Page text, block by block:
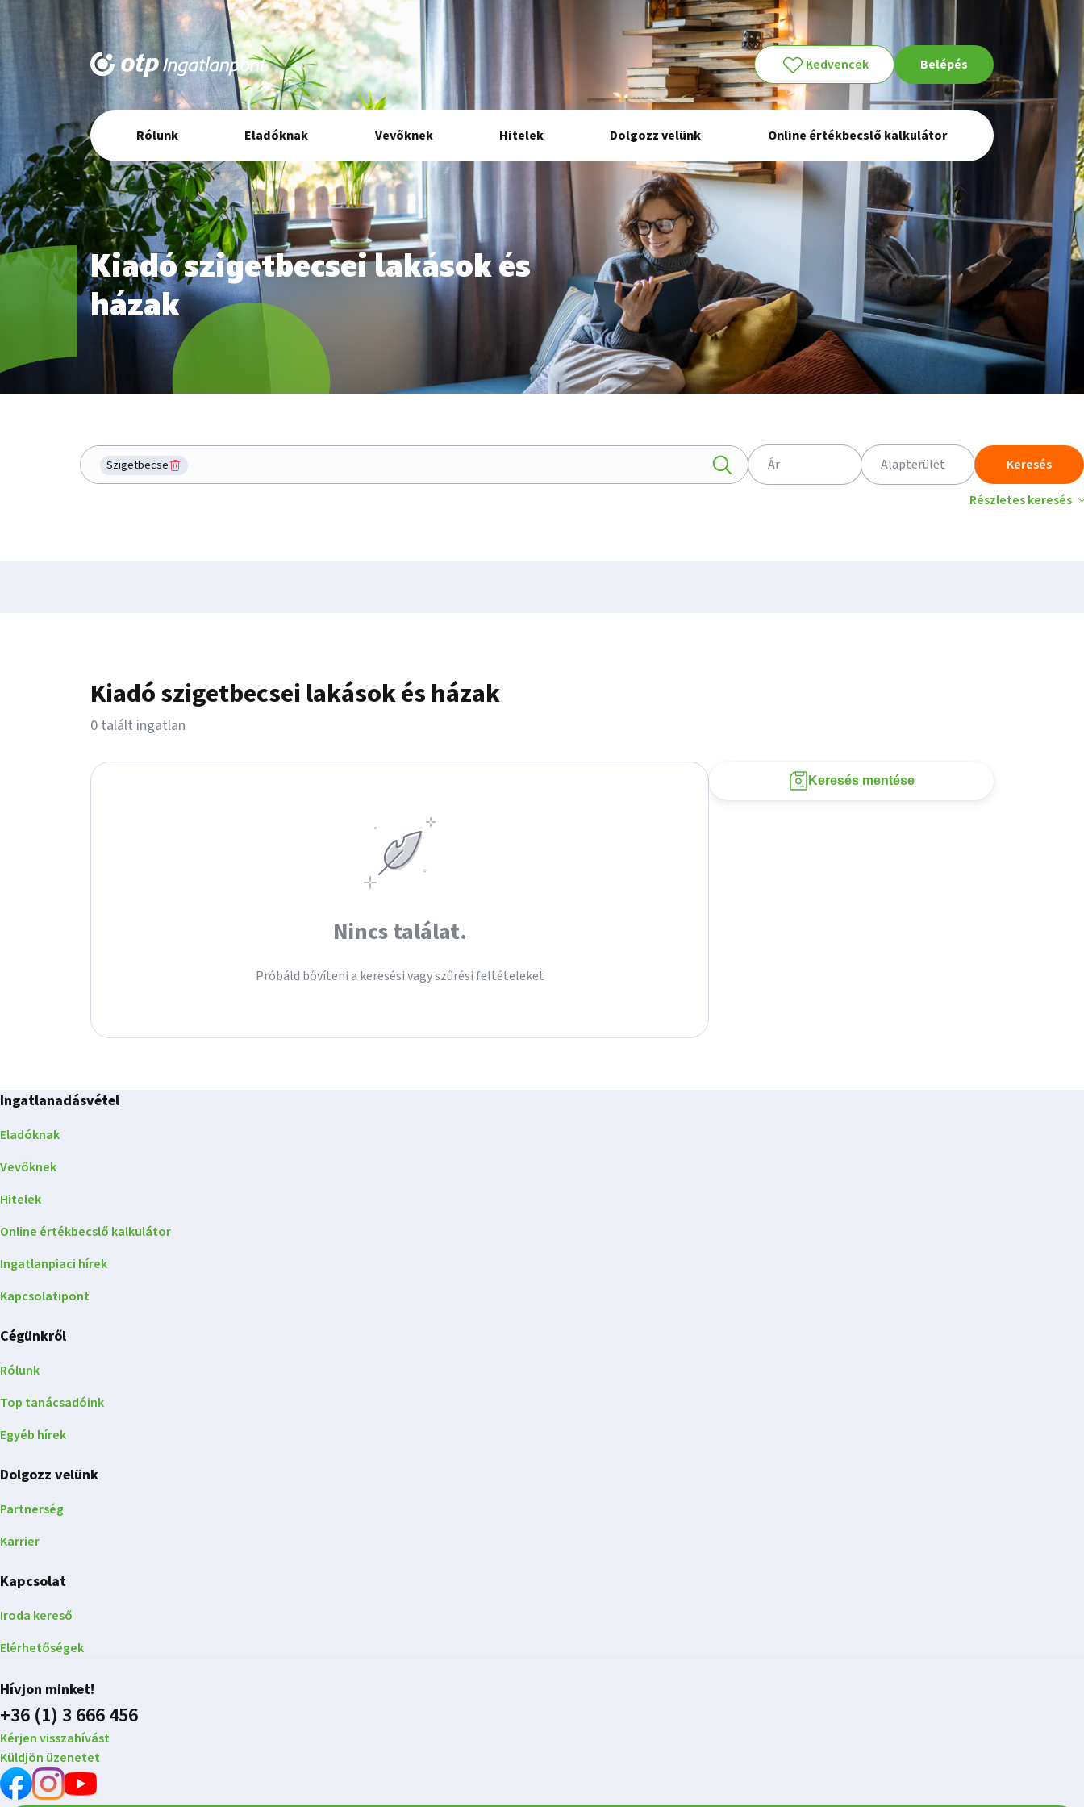
Kedvencek Belépés
Elsődleges
navigáció
Rólunk Eladóknak Vevőknek Hitelek Dolgozz velünk Online értékbecslő kalkulátor
Kiadó szigetbecsei lakások és
házak
Hol keresel?
Szigetbecse Ár Alapterület
Keresés
Részletes keresés
Kiadó szigetbecsei lakások és házak
0 talált ingatlan
Nincs találat.
Próbáld bővíteni a keresési vagy szűrési feltételeket
Keresés mentése
Ingatlanadásvétel
Eladóknak
Vevőknek
Hitelek
Online értékbecslő kalkulátor
Ingatlanpiaci hírek
Kapcsolatipont
Cégünkről
Rólunk
Top tanácsadóink
Egyéb hírek
Dolgozz velünk
Partnerség
Karrier
Kapcsolat
Iroda kereső
Elérhetőségek
Hívjon minket!
+36 (1) 3 666 456
Kérjen visszahívást
Küldjön üzenetet